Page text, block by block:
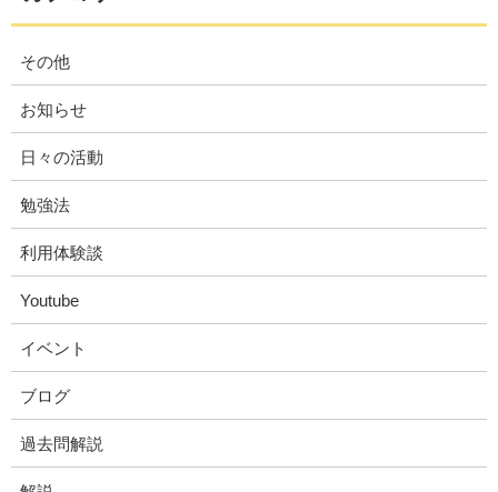
その他
お知らせ
日々の活動
勉強法
利用体験談
Youtube
イベント
ブログ
過去問解説